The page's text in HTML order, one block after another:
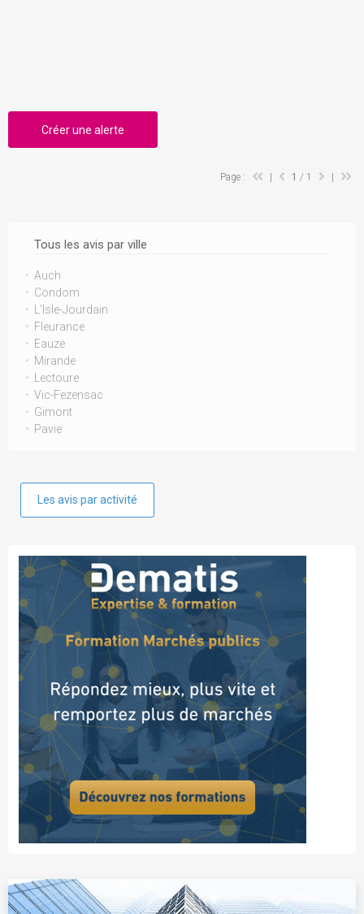
Tous les avis par ville
Auch
Condom
L'Isle-Jourdain
Fleurance
Eauze
Mirande
Lectoure
Vic-Fezensac
Gimont
Pavie
Les avis par activité
Créer une alerte
Page : 1 / 1